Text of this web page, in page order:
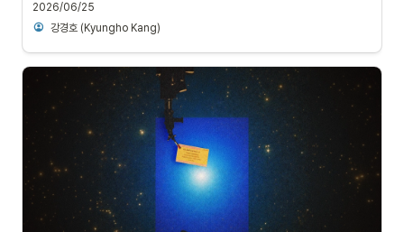
2026/06/25
강경호 (Kyungho Kang)